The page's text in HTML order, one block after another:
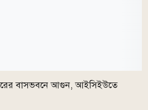
বাসভবনে আগুন, আইসিইউতে